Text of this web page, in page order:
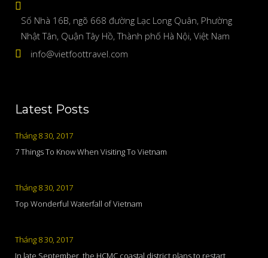
Số Nhà 16B, ngõ 668 đường Lạc Long Quân, Phường
Nhật Tân, Quận Tây Hồ, Thành phố Hà Nội, Việt Nam
info@vietfoottravel.com
Latest Posts
Tháng 8 30, 2017
7 Things To Know When Visiting To Vietnam
Tháng 8 30, 2017
Top Wonderful Waterfall of Vietnam
Tháng 8 30, 2017
In late September, the HCMC coastal district plans to restart